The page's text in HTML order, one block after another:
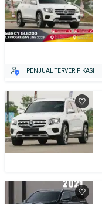
PENJUAL TERVERIFIKASI